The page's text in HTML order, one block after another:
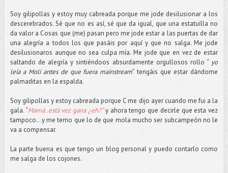
Soy gilipollas y estoy muy cabreada porque me jode desilusionar a los
descerebrados. Sé que no es así, sé que da igual, que una estatuilla no
da valor a Cosas que (me) pasan pero me jode estar a las puertas de dar
una alegría a todos los que pasáis por aquí y que no salga. Me jode
desilusionaros aunque no sea culpa mía. Me jode que en vez de estar
saltando de alegría y sintiéndoos absurdamente orgullosos rollo “ yo
leía a Moli antes de que fuera mainstream” tengáis que estar dándome
palmaditas en la espalda.
Soy gilipollas y estoy cabreada porque C me dijo ayer cuando me fui a la
gala. “Mamá..está vez gana ¿eh?”y ahora tengo que decirle que esta vez
tampoco…y me temo que lo de que mola mucho ser subcampeón no le
va a compensar.
La parte buena es que tengo un blog personal y puedo contarlo como
me salga de los cojones.